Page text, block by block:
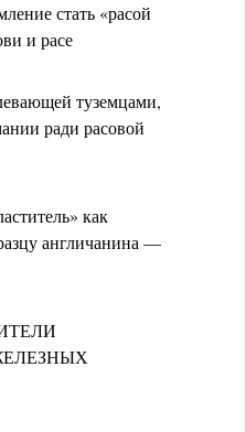
стать «расой
и расе
туземцами,
ради расовой
как
англичанина —